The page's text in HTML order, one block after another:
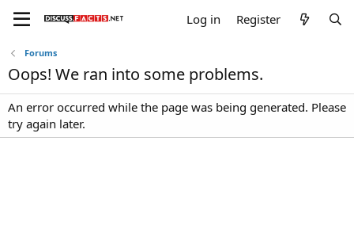
Log in Register
Forums
Oops! We ran into some problems.
An error occurred while the page was being generated. Please
try again later.